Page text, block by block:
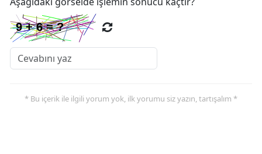
* Bu içerik ile ilgili yorum yok, ilk yorumu siz yazın, tartışalım *